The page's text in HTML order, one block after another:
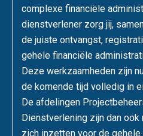
complexe financiële
dienstverlener zorg jij,
de juiste ontvangst,
gehele financiële
Deze werkzaamheden zijn
de komende tijd volledig in
De afdelingen
Dienstverlening zijn dan
zich inzetten voor de